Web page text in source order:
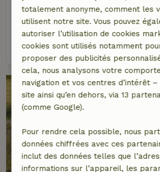
À 9 km distance de Kirchhundem
5 personnes 2 Chambres à
totalement anonyme, comment les
utilisent notre site. Vous pouvez
autoriser l’utilisation de cookies
cookies sont utilisés notamment
proposer des publicités
cela, nous analysons votre
navigation et vos centres d’intérêt
site ainsi qu’en dehors, via 13
(comme Google).
Pour rendre cela possible, nous
données chiffrées avec ces
inclut des données telles que
informations sur l’appareil, les